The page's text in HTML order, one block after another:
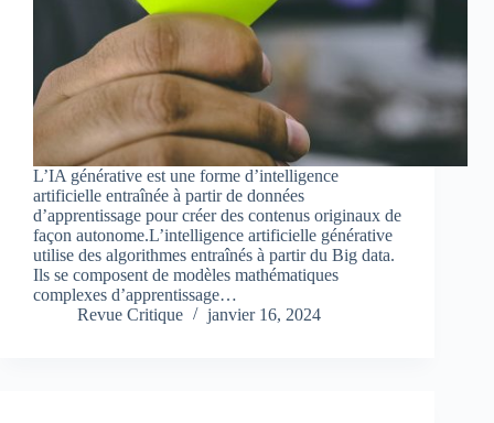
L’IA générative est une forme d’intelligence
artificielle entraînée à partir de données
d’apprentissage pour créer des contenus originaux de
façon autonome.L’intelligence artificielle générative
utilise des algorithmes entraînés à partir du Big data.
Ils se composent de modèles mathématiques
complexes d’apprentissage…
Revue Critique
janvier 16, 2024